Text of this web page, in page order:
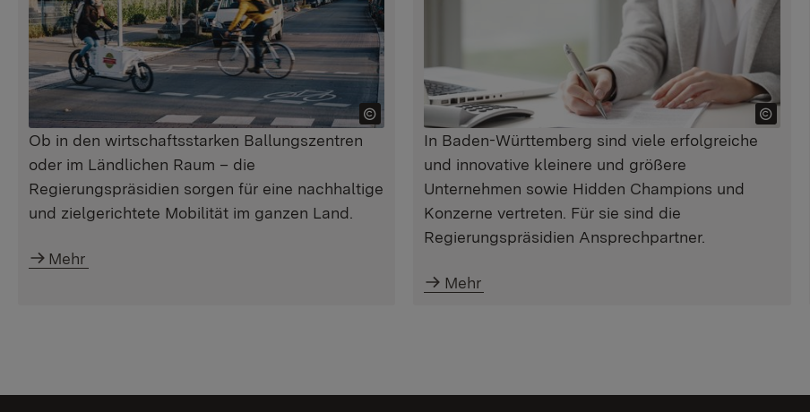
Ob in den wirtschaftsstarken Ballungszentren
oder im Ländlichen Raum – die
Regierungspräsidien sorgen für eine nachhaltige
und zielgerichtete Mobilität im ganzen Land.
Mehr
In Baden-Württemberg sind viele erfolgreiche
und innovative kleinere und größere
Unternehmen sowie Hidden Champions und
Konzerne vertreten. Für sie sind die
Regierungspräsidien Ansprechpartner.
Mehr